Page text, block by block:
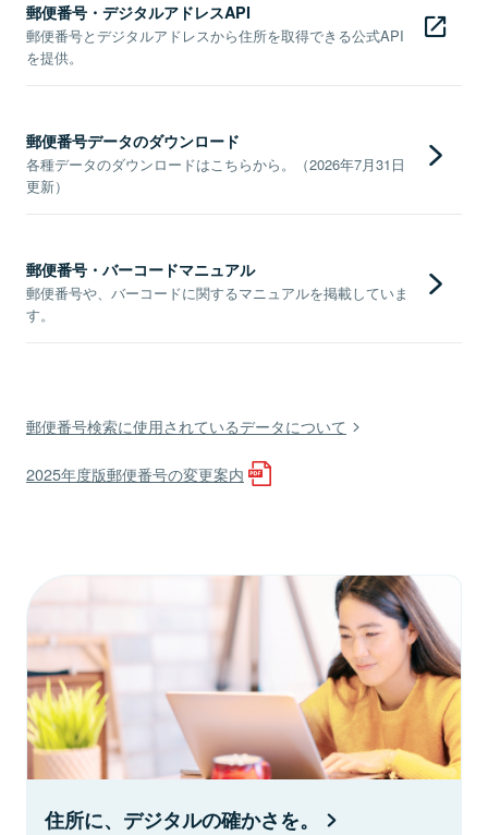
郵便番号・デジタルアドレスAPI
郵便番号とデジタルアドレスから住所を取得できる公式API
を提供。
郵便番号データのダウンロード
各種データのダウンロードはこちらから。（2026年7月31日
更新）
郵便番号・バーコードマニュアル
郵便番号や、バーコードに関するマニュアルを掲載していま
す。
郵便番号検索に使用されているデータについて
2025年度版郵便番号の変更案内
住所に、デジタルの確かさを。